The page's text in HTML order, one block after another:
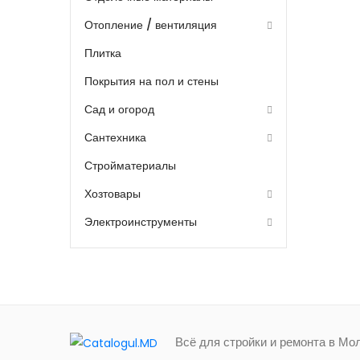
Отопление / вентиляция
Плитка
Покрытия на пол и стены
Сад и огород
Сантехника
Стройматериалы
Хозтовары
Электроинструменты
Всё для стройки и ремонта в